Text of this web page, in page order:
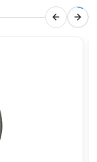
teslimat